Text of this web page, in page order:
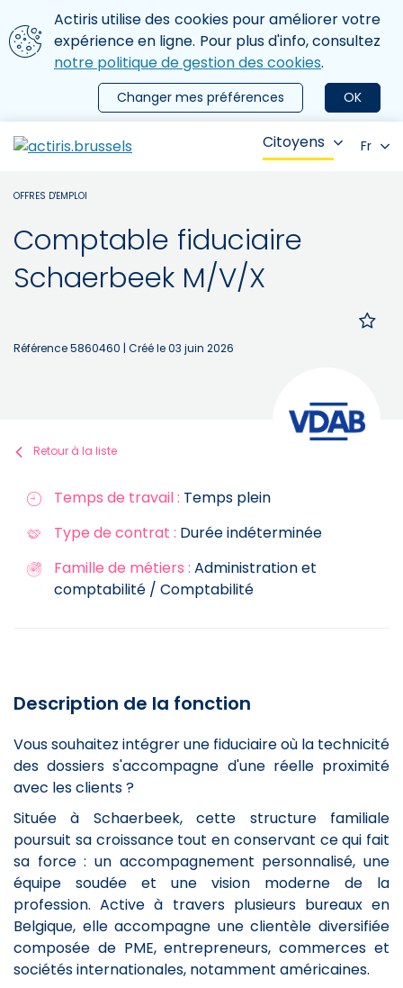
Aller au contenu principal
Nous utilisons des cookies
Actiris utilise des cookies pour améliorer votre
expérience en ligne. Pour plus d'info, consultez
notre politique de gestion des cookies.
OK
Changer mes préférences
le menu
Citoyens Fr
OFFRES D'EMPLOI
Comptable fiduciaire
Schaerbeek M/V/X
Référence 5860460 | Créé le 03 juin 2026
Retour à la liste
Temps de travail : Temps plein
Type de contrat : Durée indéterminée
Famille de métiers : Administration et
comptabilité / Comptabilité
Description de la fonction
Vous souhaitez intégrer une fiduciaire où la technicité
des dossiers s'accompagne d'une réelle proximité
avec les clients ?
Située à Schaerbeek, cette structure familiale
poursuit sa croissance tout en conservant ce qui fait
sa force : un accompagnement personnalisé, une
équipe soudée et une vision moderne de la
profession. Active à travers plusieurs bureaux en
Belgique, elle accompagne une clientèle diversifiée
composée de PME, entrepreneurs, commerces et
sociétés internationales, notamment américaines.